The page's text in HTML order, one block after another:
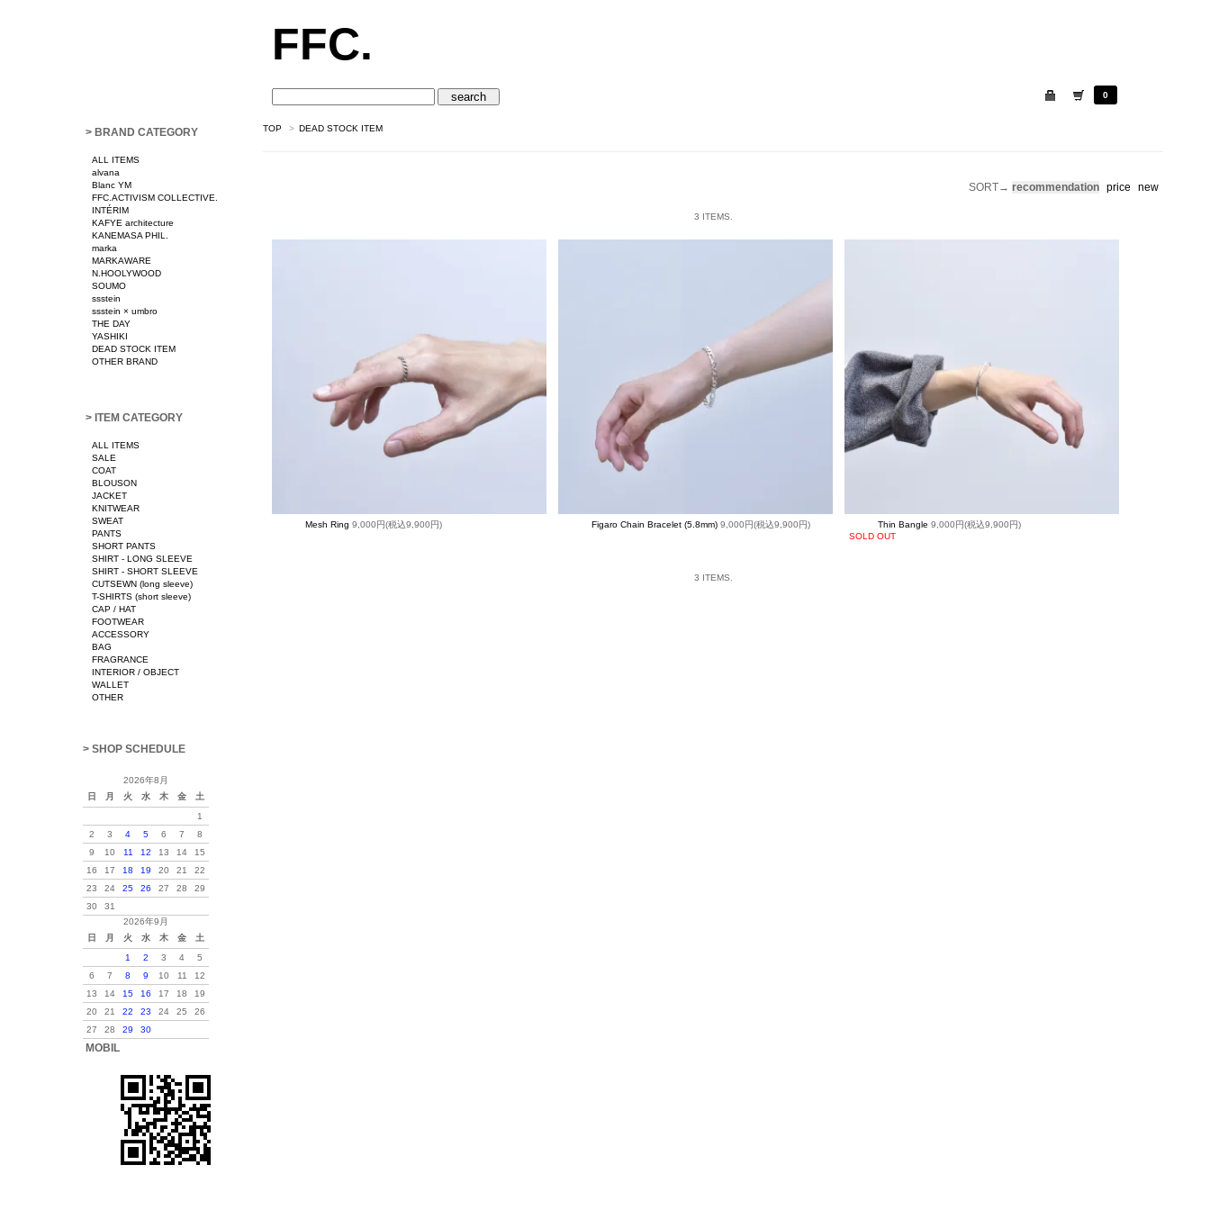
FFC.
0
TOP > DEAD STOCK ITEM
SORT→ recommendation price new
3 ITEMS.
Mesh Ring 9,000円(税込9,900円) Figaro Chain Bracelet (5.8mm) 9,000円(税込9,900円) Thin Bangle 9,000円(税込9,900円)
SOLD OUT
3 ITEMS.
> BRAND CATEGORY
ALL ITEMS
alvana
Blanc YM
FFC.ACTIVISM COLLECTIVE.
INTÉRIM
KAFYE architecture
KANEMASA PHIL.
marka
MARKAWARE
N.HOOLYWOOD
SOUMO
ssstein
ssstein × umbro
THE DAY
YASHIKI
DEAD STOCK ITEM
OTHER BRAND
> ITEM CATEGORY
ALL ITEMS
SALE
COAT
BLOUSON
JACKET
KNITWEAR
SWEAT
PANTS
SHORT PANTS
SHIRT - LONG SLEEVE
SHIRT - SHORT SLEEVE
CUTSEWN (long sleeve)
T-SHIRTS (short sleeve)
CAP / HAT
FOOTWEAR
ACCESSORY
BAG
FRAGRANCE
INTERIOR / OBJECT
WALLET
OTHER
> SHOP SCHEDULE
2026年8月
日
月 火 水 木 金
土
1
2
3 4 5 6 7
8
9
10 11 12 13 14
15
16
17 18 19 20 21
22
23
24 25 26 27 28
29
30
31
2026年9月
日
月 火 水 木 金
土
1
2 3 4
5
6
7 8 9 10 11
12
13
14 15 16 17 18
19
20
21 22 23 24 25
26
27
28 29 30
MOBIL